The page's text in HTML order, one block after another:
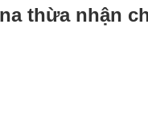
thừa nhận